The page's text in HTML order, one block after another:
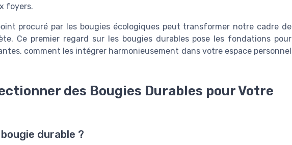
foyers.
procuré par les bougies écologiques peut transformer notre cadre de
Ce premier regard sur les bougies durables pose les fondations pour
comment les intégrer harmonieusement dans votre espace personnel
des Bougies Durables pour Votre
durable ?